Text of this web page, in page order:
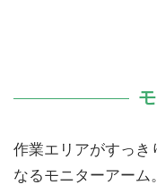
作業エリアがすっき
なるモニターアー